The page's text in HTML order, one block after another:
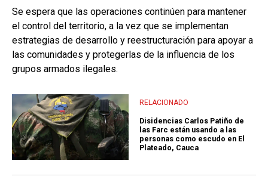
Se espera que las operaciones continúen para mantener
el control del territorio, a la vez que se implementan
estrategias de desarrollo y reestructuración para apoyar a
las comunidades y protegerlas de la influencia de los
grupos armados ilegales.
RELACIONADO
Disidencias Carlos Patiño de
las Farc están usando a las
personas como escudo en El
Plateado, Cauca